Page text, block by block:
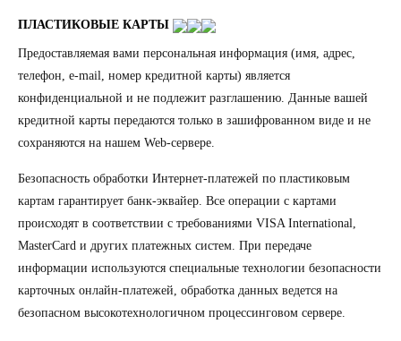
ПЛАСТИКОВЫЕ КАРТЫ
Предоставляемая вами персональная информация (имя, адрес,
телефон, e-mail, номер кредитной карты) является
конфиденциальной и не подлежит разглашению. Данные вашей
кредитной карты передаются только в зашифрованном виде и не
сохраняются на нашем Web-сервере.
Безопасность обработки Интернет-платежей по пластиковым
картам гарантирует банк-эквайер. Все операции с картами
происходят в соответствии с требованиями VISA International,
MasterCard и других платежных систем. При передаче
информации используются специальные технологии безопасности
карточных онлайн-платежей, обработка данных ведется на
безопасном высокотехнологичном процессинговом сервере.